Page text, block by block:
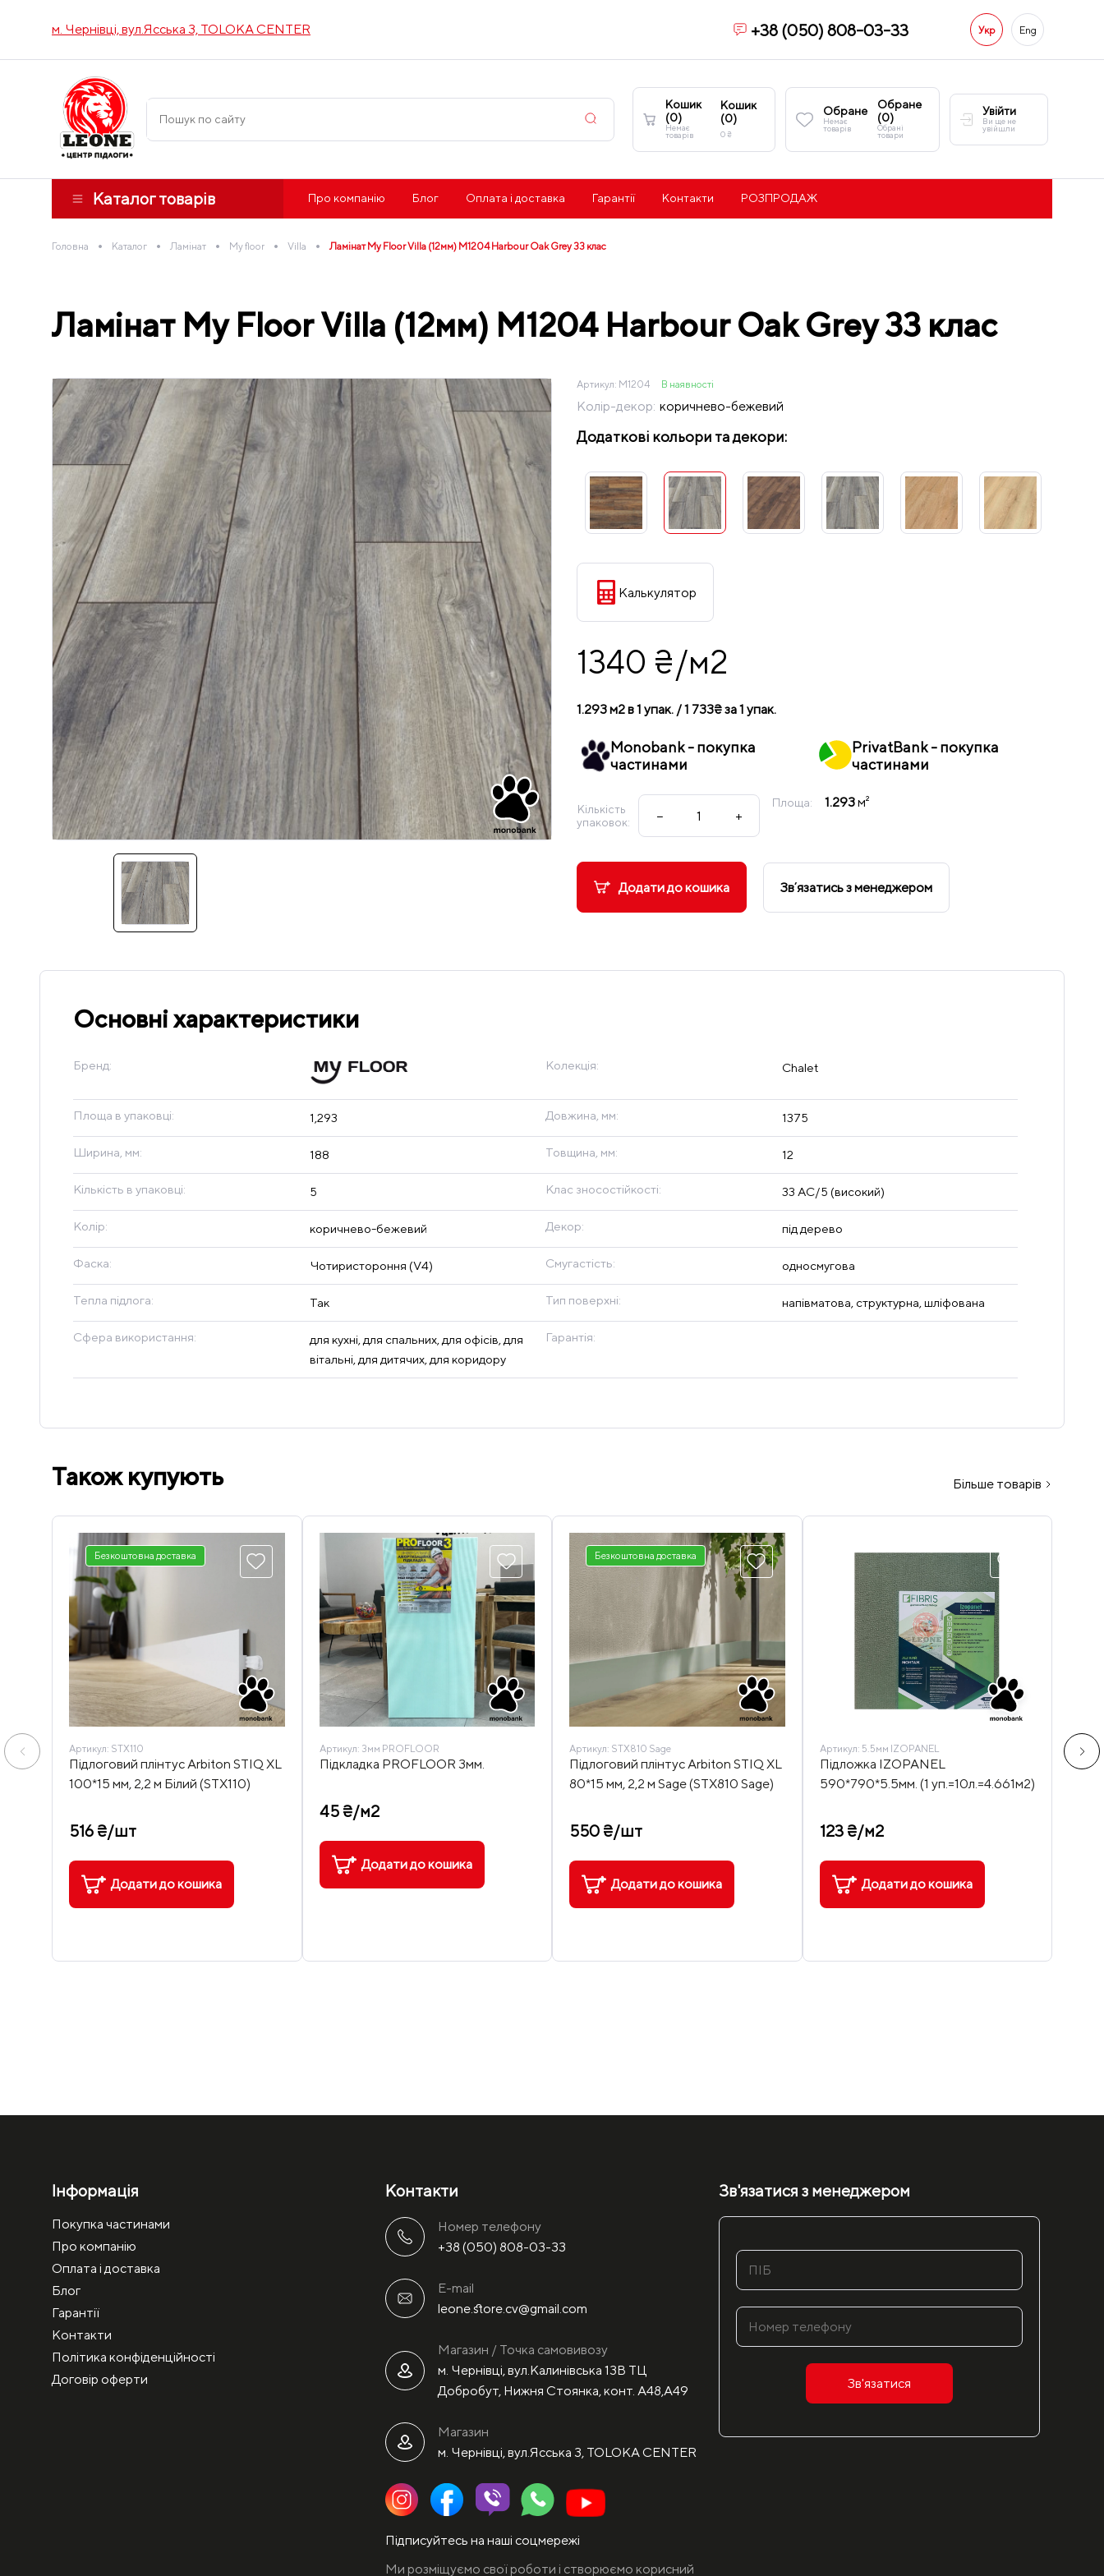
м. Чернівці, вул.Ясська 3, TOLOKA CENTER +38 (050) 808-03-33 Укр Eng
Кошик
(0)
Немає
товарів
Кошик
(0)
0₴
Обране
Немає
товарів
Обране
(0)
Обрані
товари
Увійти
Ви ще не
увійшли
Каталог товарів Про компанію Блог Оплата і доставка Гарантії Контакти РОЗПРОДАЖ
Головна • Каталог • Ламінат • My floor • Villa • Ламінат My Floor Villa (12мм) M1204 Harbour Oak Grey 33 клас
Ламінат My Floor Villa (12мм) M1204 Harbour Oak Grey 33 клас
Артикул: M1204 В наявності
Колір-декор: коричнево-бежевий
Додаткові кольори та декори:
Калькулятор
1340 ₴/м2
1.293 м2 в 1 упак. / 1 733₴ за 1 упак.
Monobank - покупка
частинами
PrivatBank - покупка
частинами
Кількість
упаковок:
− +
Площа: 1.293м²
Додати до кошика Звʼязатись з менеджером
Основні характеристики
Бренд: Колекція: Chalet
Площа в упаковці: 1,293 Довжина, мм: 1375
Ширина, мм: 188 Товщина, мм: 12
Кількість в упаковці: 5 Клас зносостійкості: 33 AC/5 (високий)
Колір: коричнево-бежевий Декор: під дерево
Фаска: Чотиристороння (V4) Смугастість: односмугова
Тепла підлога: Так Тип поверхні: напівматова, структурна, шліфована
Сфера використання:
для кухні, для спальних, для офісів, для
вітальні, для дитячих, для коридору
Гарантія:
Також купують Більше товарів
Безкоштовна доставка
Артикул: STX110
Підлоговий плінтус Arbiton STIQ XL
100*15 мм, 2,2 м Білий (STX110)
516 ₴/шт
Додати до кошика
Артикул: 3мм PROFLOOR
Підкладка PROFLOOR 3мм.
45 ₴/м2
Додати до кошика
Безкоштовна доставка
Артикул: STX810 Sage
Підлоговий плінтус Arbiton STIQ XL
80*15 мм, 2,2 м Sage (STX810 Sage)
550 ₴/шт
Додати до кошика
Артикул: 5.5мм IZOPANEL
Підложка IZOPANEL
590*790*5.5мм. (1 уп.=10л.=4.661м2)
123 ₴/м2
Додати до кошика
Інформація
Покупка частинами
Про компанію
Оплата і доставка
Блог
Гарантії
Контакти
Політика конфіденційності
Договір оферти
Контакти
Номер телефону
+38 (050) 808-03-33
E-mail
leone.store.cv@gmail.com
Магазин / Точка самовивозу
м. Чернівці, вул.Калинівська 13В ТЦ
Добробут, Нижня Стоянка, конт. А48,А49
Магазин
м. Чернівці, вул.Ясська 3, TOLOKA CENTER
Підписуйтесь на наші соцмережі
Ми розміщуємо свої роботи і створюємо корисний
Зв'язатися з менеджером
Зв'язатися